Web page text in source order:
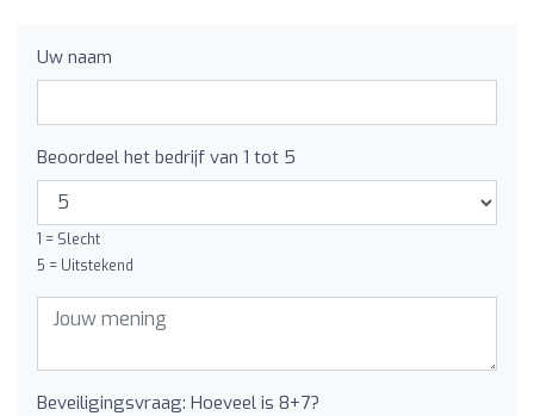
Uw naam
Beoordeel het bedrijf van 1 tot 5
1 = Slecht
5 = Uitstekend
Beveiligingsvraag: Hoeveel is 8+7?